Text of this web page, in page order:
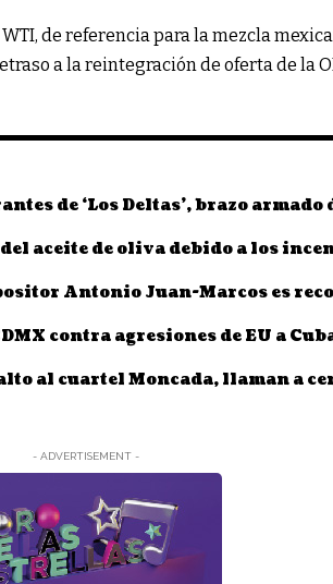
de referencia para la mezcla
a la reintegración de oferta de la
de ‘Los Deltas’, brazo armado
aceite de oliva debido a los
Antonio Juan-Marcos es
contra agresiones de EU a
al cuartel Moncada, llaman a
- ADVERTISEMENT -